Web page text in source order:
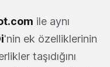
ile aynı
'nin ek özelliklerinin
taşıdığını